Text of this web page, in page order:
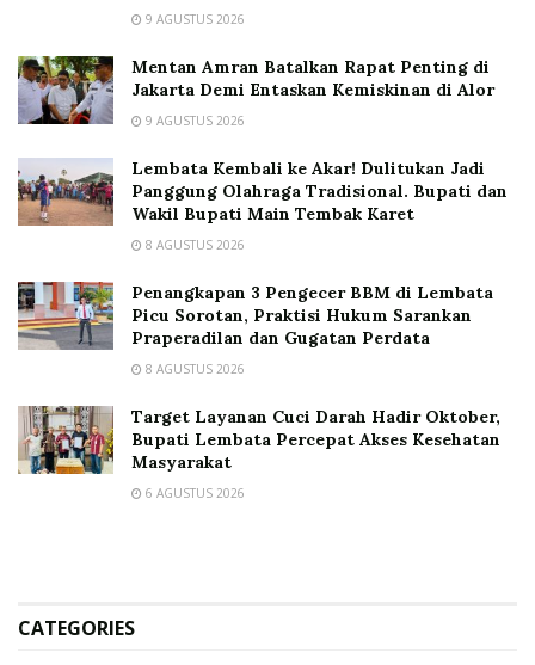
9 AGUSTUS 2026
Mentan Amran Batalkan Rapat Penting di
Jakarta Demi Entaskan Kemiskinan di Alor
9 AGUSTUS 2026
Lembata Kembali ke Akar! Dulitukan Jadi
Panggung Olahraga Tradisional. Bupati dan
Wakil Bupati Main Tembak Karet
8 AGUSTUS 2026
Penangkapan 3 Pengecer BBM di Lembata
Picu Sorotan, Praktisi Hukum Sarankan
Praperadilan dan Gugatan Perdata
8 AGUSTUS 2026
Target Layanan Cuci Darah Hadir Oktober,
Bupati Lembata Percepat Akses Kesehatan
Masyarakat
6 AGUSTUS 2026
CATEGORIES